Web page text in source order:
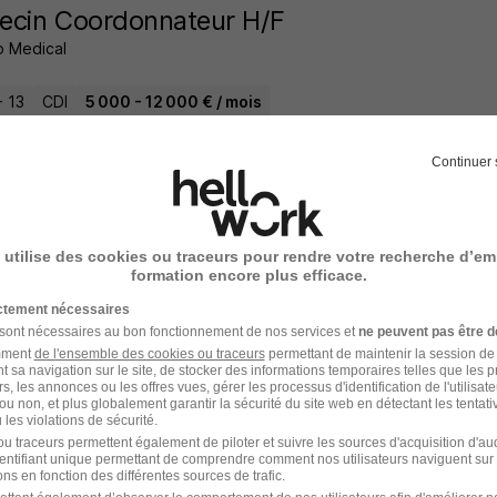
Coordonnateur H/F
Medical
13 CDI 5 000 - 12 000 € / mois
de Vie Contrat Professionnalisation
13 CDD 12,31 - 12,41 € / heure
Continuer
utilise des cookies ou traceurs pour rendre votre recherche
formation encore plus efficace.
nécessaires
nécessaires au bon fonctionnement de nos services et ne peuvent pas être
de l'ensemble des cookies ou traceurspermettant de maintenir la session
sa navigation sur le site, de stocker des informations temporaires telles que les
les annonces ou les offres vues, gérer les processus d'identification de
non, et plus globalement garantir la sécurité du site web en détectant les
violations de sécurité.
traceurs permettent également de piloter et suivre les sources d'acquisition
unique permettant de comprendre comment nos utilisateurs naviguent sur
en fonction des différentes sources de trafic.